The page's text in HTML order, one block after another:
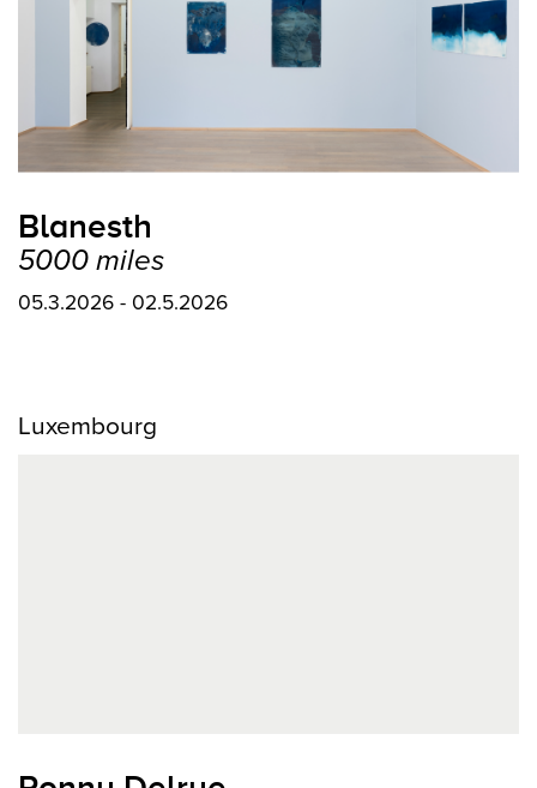
Blanesth
5000 miles
05.3.2026 - 02.5.2026
Luxembourg